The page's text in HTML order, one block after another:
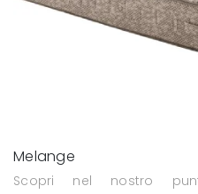
Melange
Scopri nel nostro